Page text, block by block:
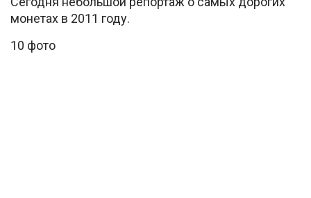
монетах в 2011 году.
10 фото